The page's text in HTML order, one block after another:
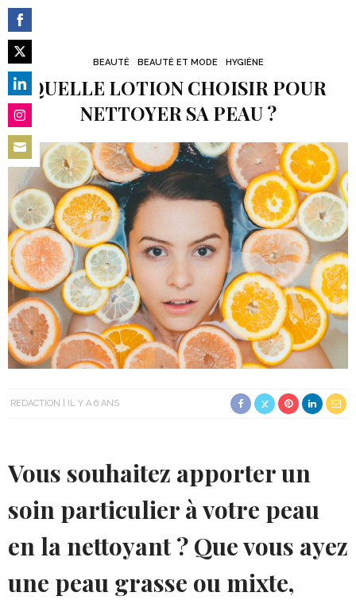
BEAUTÉ BEAUTÉ ET MODE HYGIÈNE
QUELLE LOTION CHOISIR POUR
NETTOYER SA PEAU ?
REDACTION IL Y A 6 ANS
Vous souhaitez apporter un
soin particulier à votre peau
en la nettoyant ? Que vous ayez
une peau grasse ou mixte,
Share
on
Facebook
Share
on
Twitter
Share
on
LinkedIn
Share
on
Instagram
Share
on
Email